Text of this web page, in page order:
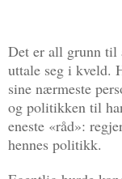
Det er all grunn til
uttale seg i kveld.
sine nærmeste
og politikken til
eneste «råd»:
hennes politikk.